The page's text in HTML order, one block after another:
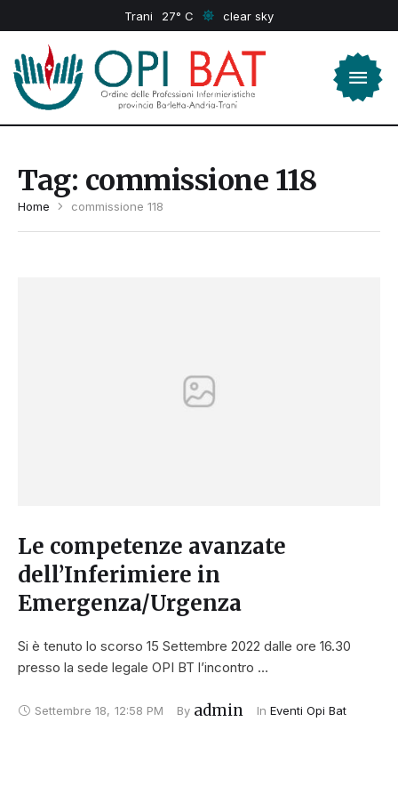
Trani 27 clear sky
Tag: commissione 118
Home commissione 118
Le competenze avanzate
dell’Inferimiere in
Emergenza/Urgenza
Si è tenuto lo scorso 15 Settembre 2022 dalle ore 16.30
presso la sede legale OPI BT l’incontro …
Settembre 18, 12:58 PM By admin In Eventi Opi Bat